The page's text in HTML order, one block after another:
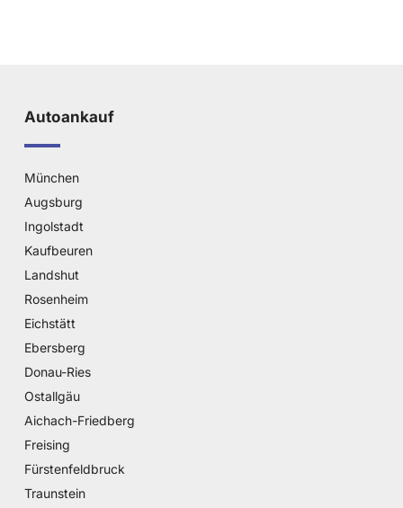
Autoankauf
München
Augsburg
Ingolstadt
Kaufbeuren
Landshut
Rosenheim
Eichstätt
Ebersberg
Donau-Ries
Ostallgäu
Aichach-Friedberg
Freising
Fürstenfeldbruck
Traunstein